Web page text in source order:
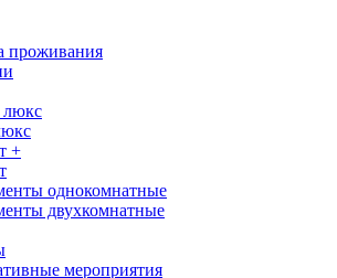
проживания
+
однокомнатные
двухкомнатные
мероприятия